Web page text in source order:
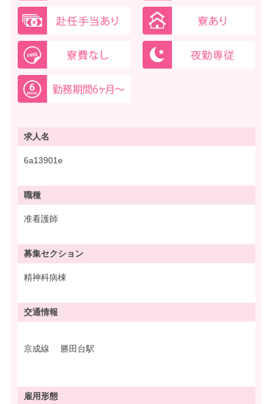
求人名
6a13901e
職種
准看護師
募集セクション
精神科病棟
交通情報
京成線 勝田台駅
雇用形態